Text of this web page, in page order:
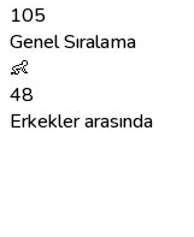
105
Genel Sıralama
👶
48
Erkekler arasında